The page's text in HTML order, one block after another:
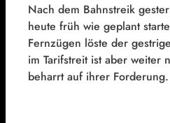
Nach dem Bahnstreik
heute früh wie geplant
Fernzügen löste der
im Tarifstreit ist aber weiter
beharrt auf ihrer Forderung.